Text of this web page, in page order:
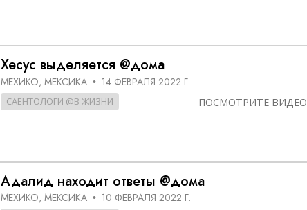
Хесус выделяется @дома
МЕХИКО, МЕКСИКА • 14 ФЕВРАЛЯ 2022 Г.
САЕНТОЛОГИ @В ЖИЗНИ ПОСМОТРИТЕ ВИДЕО
Адалид находит ответы @дома
МЕХИКО, МЕКСИКА • 10 ФЕВРАЛЯ 2022 Г.